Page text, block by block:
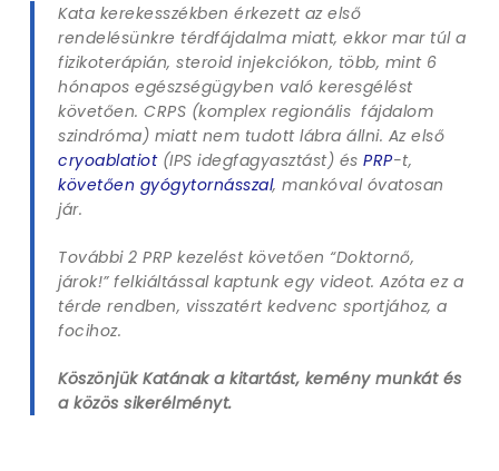
Kata kerekesszékben érkezett az első
rendelésünkre térdfájdalma miatt, ekkor mar túl a
fizikoterápián, steroid injekciókon, több, mint 6
hónapos egészségügyben való keresgélést
követően. CRPS (komplex regionális fájdalom
szindróma) miatt nem tudott lábra állni. Az első
cryoablatiot (IPS idegfagyasztást) ésPRP-t,
követően gyógytornásszal, mankóval óvatosan
jár.
További 2 PRP kezelést követően “Doktornő,
járok!” felkiáltással kaptunk egy videot. Azóta ez a
térde rendben, visszatért kedvenc sportjához, a
focihoz.
Köszönjük Katának a kitartást, kemény munkát és
a közös sikerélményt.